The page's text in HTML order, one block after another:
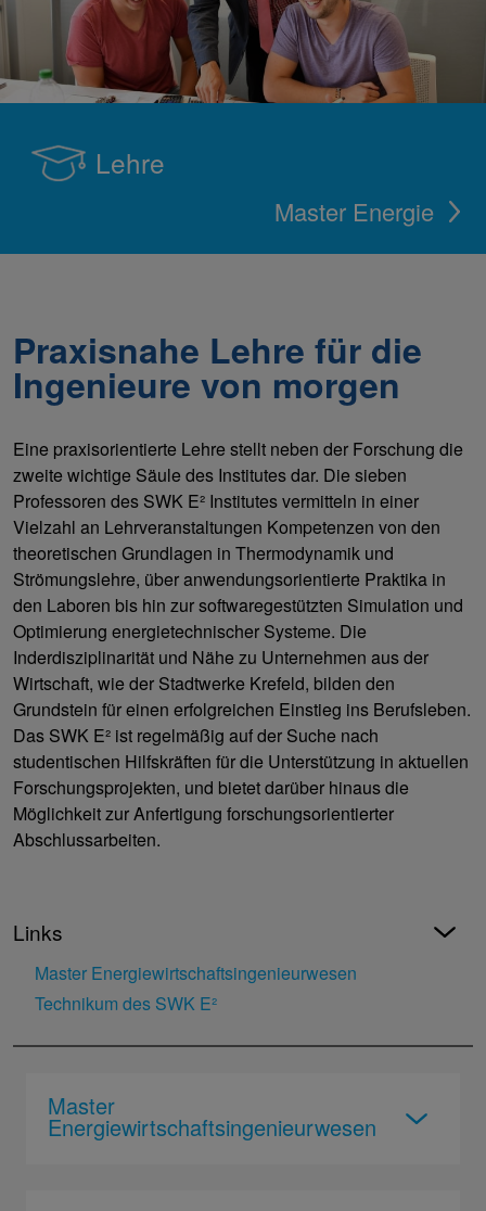
Lehre
Master Energie
Praxisnahe Lehre für die
Ingenieure von morgen
Eine praxisorientierte Lehre stellt neben der Forschung die
zweite wichtige Säule des Institutes dar. Die sieben
Professoren des SWK E² Institutes vermitteln in einer
Vielzahl an Lehrveranstaltungen Kompetenzen von den
theoretischen Grundlagen in Thermodynamik und
Strömungslehre, über anwendungsorientierte Praktika in
den Laboren bis hin zur softwaregestützten Simulation und
Optimierung energietechnischer Systeme. Die
Inderdisziplinarität und Nähe zu Unternehmen aus der
Wirtschaft, wie der Stadtwerke Krefeld, bilden den
Grundstein für einen erfolgreichen Einstieg ins Berufsleben.
Das SWK E² ist regelmäßig auf der Suche nach
studentischen Hilfskräften für die Unterstützung in aktuellen
Forschungsprojekten, und bietet darüber hinaus die
Möglichkeit zur Anfertigung forschungsorientierter
Abschlussarbeiten.
Links
Master Energiewirtschaftsingenieurwesen
Technikum des SWK E²
Master
Energiewirtschaftsingenieurwesen